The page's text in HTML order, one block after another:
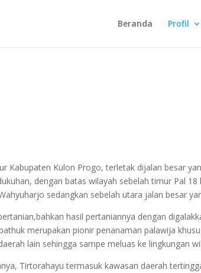
Beranda Profil
Kabupaten Kulon Progo, terletak dijalan besar
dengan batas wilayah sebelah timur Pal
sedangkan sebelah utara jalan besar
hasil pertaniannya dengan
merupakan pionir penanaman palawija
lain sehingga sampe meluas ke lingkungan
Tirtorahayu termasuk kawasan daerah